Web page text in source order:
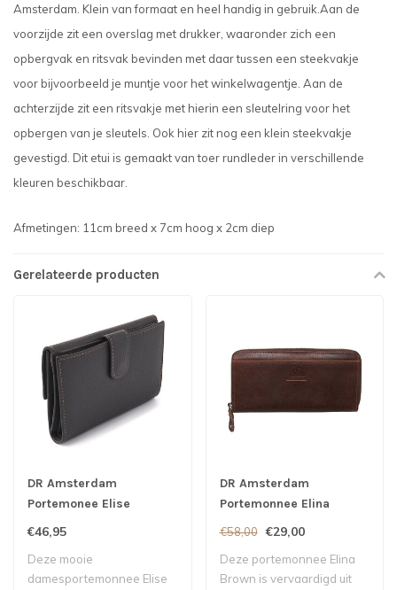
Amsterdam. Klein van formaat en heel handig in gebruik.Aan de
voorzijde zit een overslag met drukker, waaronder zich een
opbergvak en ritsvak bevinden met daar tussen een steekvakje
voor bijvoorbeeld je muntje voor het winkelwagentje. Aan de
achterzijde zit een ritsvakje met hierin een sleutelring voor het
opbergen van je sleutels. Ook hier zit nog een klein steekvakje
gevestigd. Dit etui is gemaakt van toer rundleder in verschillende
kleuren beschikbaar.
Afmetingen: 11cm breed x 7cm hoog x 2cm diep
Gerelateerde producten
DR Amsterdam
Portemonee Elise
Anthracite
€46,95
Deze mooie
damesportemonnee Elise
DR Amsterdam
Portemonnee Elina
Brown
€58,00 €29,00
Deze portemonnee Elina
Brown is vervaardigd uit